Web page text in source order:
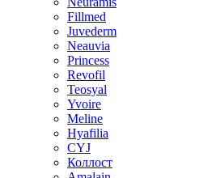
Fillmed
Juvederm
Neauvia
Princess
Revofil
Teosyal
Yvoire
Meline
Hyafilia
CYJ
Коллост